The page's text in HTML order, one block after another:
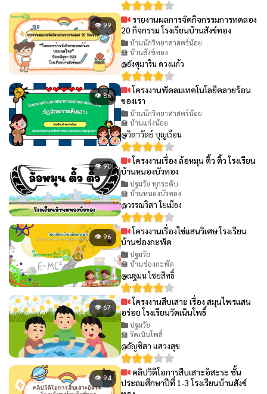
👁 99
รายงานผลการจัดกิจกรรมการทดลอง
20 กิจกรรม โรงเรียนบ้านสังข์ทอง
บ้านนักวิทยาศาสตร์น้อย
🏫 บ้านสังข์ทอง
@อังศุมาริน ดวงแก้ว
👁 86
โครงงานพัดลมเทคโนโลยีคลายร้อน
ของเรา
บ้านนักวิทยาศาสตร์น้อย
🏫 บ้านแก่งน้อย
@วิลาวัลย์ บุญเรือน
👁 90
โครงงานเรื่อง ล้อหมุน ติ้ว ติ้ว โรงเรียน
บ้านหนองบัวทอง
ปฐมวัย ทุกระดับ
🏫 บ้านหนองบัวทอง
@วรรณวิสา ใยเมือง
👁 96
โครงงานเรื่องไข่แสนวิเศษ โรงเรียน
บ้านช่องกะพัด
ปฐมวัย
🏫 บ้านช่องกะพัด
@ณฐมน ไชยสิทธิ์
👁 67
โครงงานสืบเสาะ เรื่อง สมุนไพรแสน
อร่อย โรงเรียนวัดเนินโพธิ์
ปฐมวัย
🏫 วัดเนินโพธิ์
@อัญชิสา แสวงสุข
👁 94
คลิปวิดีโอการสืบเสาะอิสะระ ชั้น
ประถมศึกษาปีที่ 1-3 โรงเรียนบ้านสังข์